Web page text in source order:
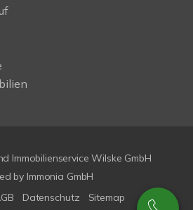
Immobilienservice Wilske GmbH
by Immonia GmbH
Datenschutz Sitemap